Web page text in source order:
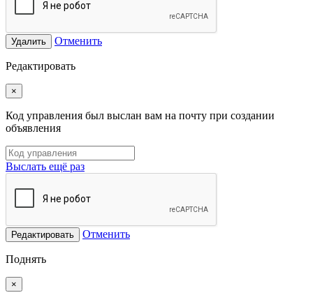
Удалить Отменить
Редактировать
×
Код управления был выслан вам на почту при создании
объявления
Выслать ещё раз
Редактировать Отменить
Поднять
×